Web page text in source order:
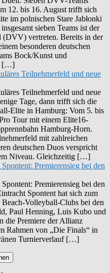
12. bis 16. August trifft sich
im polnischen Stare Jabłonki
sieben Teams ist der
(DVV) vertreten. Bereits in der
besonderen deutschen
Bock/Kunst und
[…]
Teilnehmerfeld und neue
Teilnehmerfeld und neue
Tage, dann trifft sich die
Elite in Hamburg: Vom 5. bis
Tour mit einem Elite16-
Hamburg-Horn.
mit zahlreichen
deutschen Duos verspricht
Niveau. Gleichzeitig […]
Premierensieg bei den
Premierensieg bei den
Spontent hat sich zum
Beach-Volleyball-Clubs bei den
Paul Henning, Luis Kubo und
die Premiere der Allianz
Rahmen von „Die Finals“ in
Turnierverlauf […]